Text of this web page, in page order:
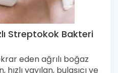
Streptokok Bakteri
eden ağrılı boğaz
yayılan, bulaşıcı ve